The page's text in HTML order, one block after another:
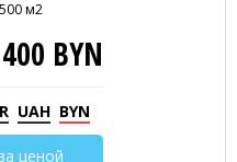
м2
BYN
UAH BYN
ценой